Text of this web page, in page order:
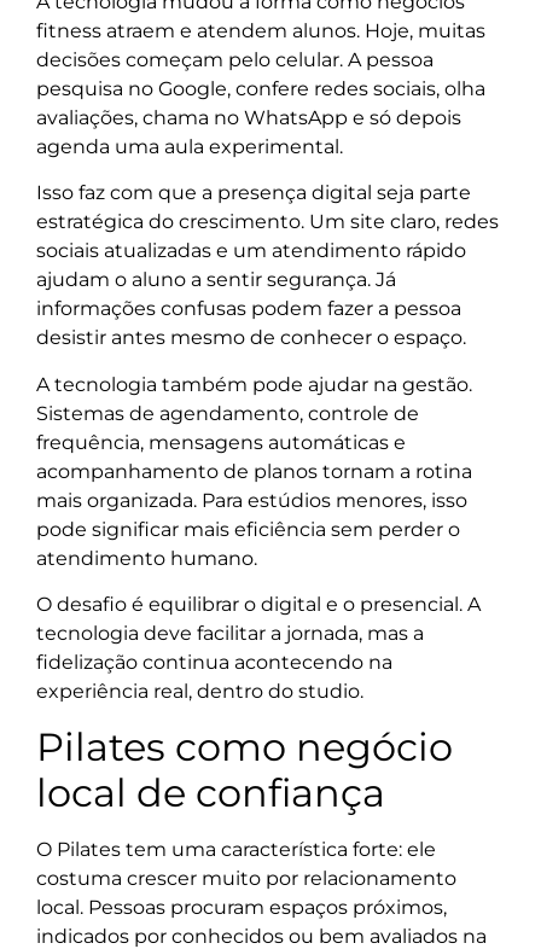
fitness atraem e atendem alunos. Hoje, muitas
decisões começam pelo celular. A pessoa
pesquisa no Google, confere redes sociais, olha
avaliações, chama no WhatsApp e só depois
agenda uma aula experimental.
Isso faz com que a presença digital seja parte
estratégica do crescimento. Um site claro, redes
sociais atualizadas e um atendimento rápido
ajudam o aluno a sentir segurança. Já
informações confusas podem fazer a pessoa
desistir antes mesmo de conhecer o espaço.
A tecnologia também pode ajudar na gestão.
Sistemas de agendamento, controle de
frequência, mensagens automáticas e
acompanhamento de planos tornam a rotina
mais organizada. Para estúdios menores, isso
pode significar mais eficiência sem perder o
atendimento humano.
O desafio é equilibrar o digital e o presencial. A
tecnologia deve facilitar a jornada, mas a
fidelização continua acontecendo na
experiência real, dentro do studio.
Pilates como negócio
local de confiança
O Pilates tem uma característica forte: ele
costuma crescer muito por relacionamento
local. Pessoas procuram espaços próximos,
indicados por conhecidos ou bem avaliados na